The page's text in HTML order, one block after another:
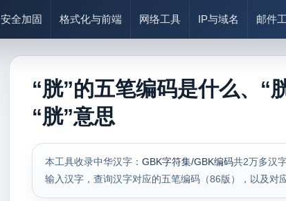
安全加固 格式化与前端 网络工具 IP与域名 邮件
“胱”的五笔编码是什么、“
“胱”意思
本工具收录中华汉字： GBK字符集/GBK编码共2万多汉
输入汉字，查询汉字对应的五笔编码（86版），以及对